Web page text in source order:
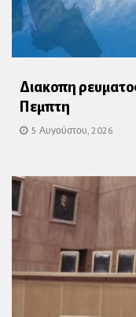
Διακοπη
Πεμπτη
5 Αυγούστου, 2026